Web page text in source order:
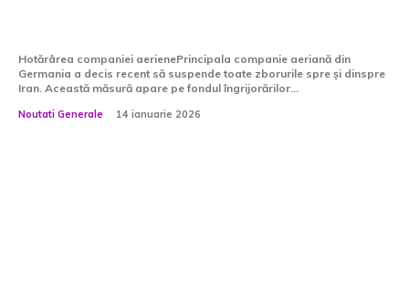
Hotărârea companiei aerienePrincipala companie aeriană din
Germania a decis recent să suspende toate zborurile spre și dinspre
Iran. Această măsură apare pe fondul îngrijorărilor...
Noutati Generale 14 ianuarie 2026